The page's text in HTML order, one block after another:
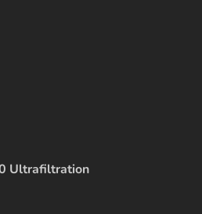
Ultrafiltration